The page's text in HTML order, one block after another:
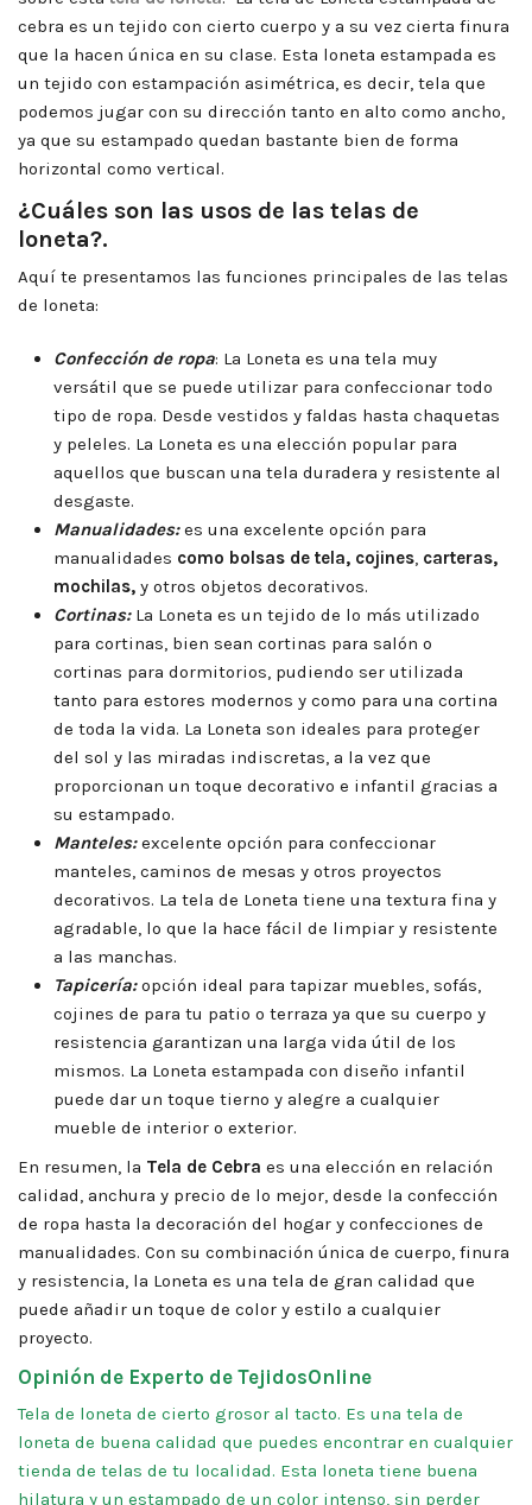
cebra es un tejido con cierto cuerpo y a su vez cierta finura
que la hacen única en su clase. Esta loneta estampada es
un tejido con estampación asimétrica, es decir, tela que
podemos jugar con su dirección tanto en alto como ancho,
ya que su estampado quedan bastante bien de forma
horizontal como vertical.
¿Cuáles son las usos de las telas de
loneta?.
Aquí te presentamos las funciones principales de las telas
de loneta:
Confección de ropa: La Loneta es una tela muy
versátil que se puede utilizar para confeccionar todo
tipo de ropa. Desde vestidos y faldas hasta chaquetas
y peleles. La Loneta es una elección popular para
aquellos que buscan una tela duradera y resistente al
desgaste.
Manualidades:es una excelente opción para
manualidades como bolsas de tela, cojines, carteras,
mochilas, y otros objetos decorativos.
Cortinas:La Loneta es un tejido de lo más utilizado
para cortinas, bien sean cortinas para salón o
cortinas para dormitorios, pudiendo ser utilizada
tanto para estores modernos y como para una cortina
de toda la vida. La Loneta son ideales para proteger
del sol y las miradas indiscretas, a la vez que
proporcionan un toque decorativo e infantil gracias a
su estampado.
Manteles: excelente opción para confeccionar
manteles, caminos de mesas y otros proyectos
decorativos. La tela de Loneta tiene una textura fina y
agradable, lo que la hace fácil de limpiar y resistente
a las manchas.
Tapicería:opción ideal para tapizar muebles, sofás,
cojines de para tu patio o terraza ya que su cuerpo y
resistencia garantizan una larga vida útil de los
mismos. La Loneta estampada con diseño infantil
puede dar un toque tierno y alegre a cualquier
mueble de interior o exterior.
En resumen, la Tela de Cebra es una elección en relación
calidad, anchura y precio de lo mejor, desde la confección
de ropa hasta la decoración del hogar y confecciones de
manualidades. Con su combinación única de cuerpo, finura
y resistencia, la Loneta es una tela de gran calidad que
puede añadir un toque de color y estilo a cualquier
proyecto.
Opinión de Experto de TejidosOnline
Tela de loneta de cierto grosor al tacto. Es una tela de
loneta de buena calidad que puedes encontrar en cualquier
tienda de telas de tu localidad. Esta loneta tiene buena
hilatura y un estampado de un color intenso, sin perder